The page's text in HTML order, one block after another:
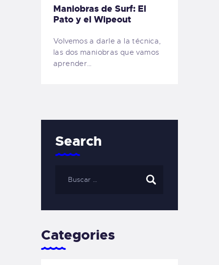
Maniobras de Surf: El
Pato y el Wipeout
Volvemos a darle a la técnica,
las dos maniobras que vamos
aprender…
Search
Categories